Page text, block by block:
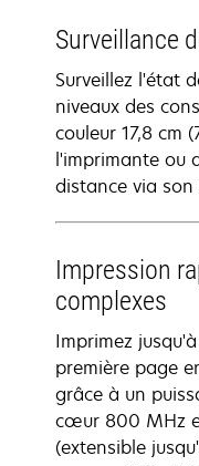
Surveillance
Surveillez l'état
niveaux des
couleur 17,8 cm
l'imprimante ou
distance via
Impression
complexes
Imprimez
première page
grâce à un
cœur 800 MHz
(extensible